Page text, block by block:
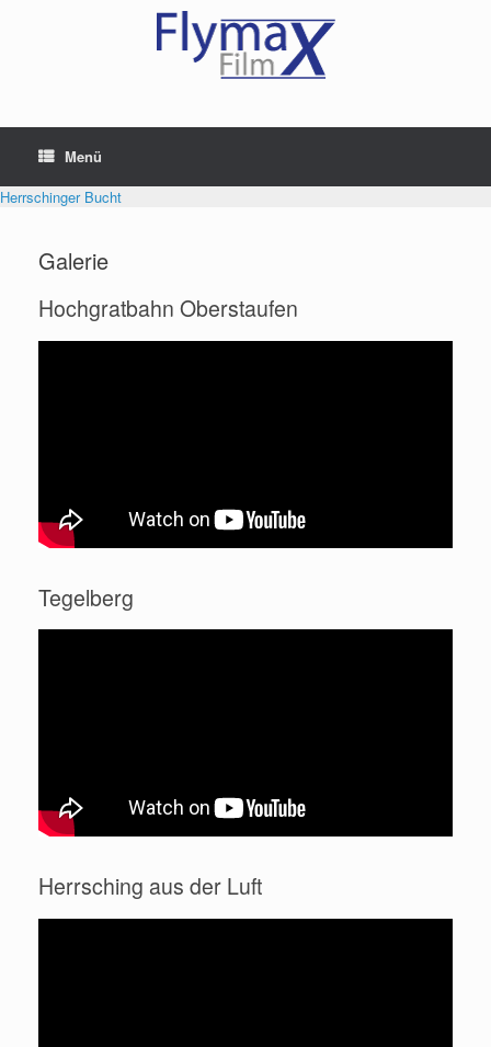
Menü
Herrschinger Bucht
Galerie
Hochgratbahn Oberstaufen
Tegelberg
Herrsching aus der Luft